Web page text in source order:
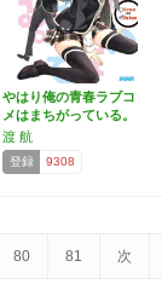
やはり俺の青春ラブコ
メはまちがっている。
(…
渡 航
登録 9308
80 81 次